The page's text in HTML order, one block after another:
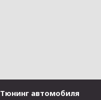
Тюнинг автомобиля